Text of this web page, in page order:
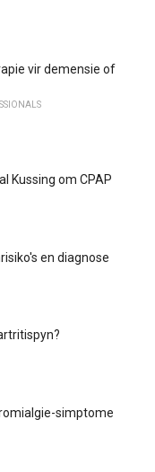
vir demensie of
Kussing om CPAP
en diagnose
simptome